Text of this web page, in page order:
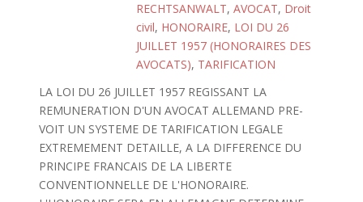
RECHTSANWALT, AVOCAT, Droit
civil, HONORAIRE, LOI DU 26
JUILLET 1957 (HONORAIRES DES
AVOCATS), TARIFICATION
LA LOI DU 26 JUILLET 1957 REGISSANT LA
REMUNERATION D'UN AVOCAT ALLEMAND PRE-
VOIT UN SYSTEME DE TARIFICATION LEGALE
EXTREMEMENT DETAILLE, A LA DIFFERENCE DU
PRINCIPE FRANCAIS DE LA LIBERTE
CONVENTIONNELLE DE L'HONORAIRE.